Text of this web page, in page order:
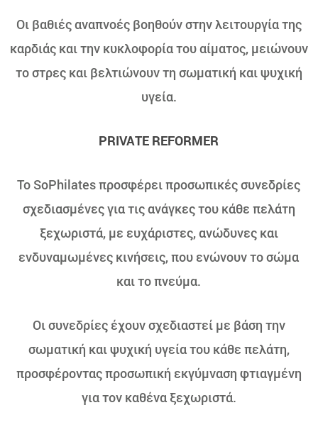
Οι βαθιές αναπνοές βοηθούν στην λειτουργία της
καρδιάς και την κυκλοφορία του αίματος, μειώνουν
το στρες και βελτιώνουν τη σωματική και ψυχική
υγεία.
PRIVATE REFORMER
Το SoPhilates προσφέρει προσωπικές συνεδρίες
σχεδιασμένες για τις ανάγκες του κάθε πελάτη
ξεχωριστά, με ευχάριστες, ανώδυνες και
ενδυναμωμένες κινήσεις, που ενώνουν το σώμα
και το πνεύμα.
Οι συνεδρίες έχουν σχεδιαστεί με βάση την
σωματική και ψυχική υγεία του κάθε πελάτη,
προσφέροντας προσωπική εκγύμναση φτιαγμένη
για τον καθένα ξεχωριστά.